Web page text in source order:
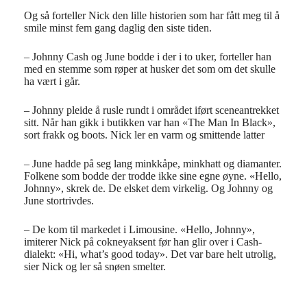
Og så forteller Nick den lille historien som har fått meg til å
smile minst fem gang daglig den siste tiden.
– Johnny Cash og June bodde i der i to uker, forteller han
med en stemme som røper at husker det som om det skulle
ha vært i går.
– Johnny pleide å rusle rundt i området iført sceneantrekket
sitt. Når han gikk i butikken var han «The Man In Black»,
sort frakk og boots. Nick ler en varm og smittende latter
– June hadde på seg lang minkkåpe, minkhatt og diamanter.
Folkene som bodde der trodde ikke sine egne øyne. «Hello,
Johnny», skrek de. De elsket dem virkelig. Og Johnny og
June stortrivdes.
– De kom til markedet i Limousine. «Hello, Johnny»,
imiterer Nick på cokneyaksent før han glir over i Cash-
dialekt: «Hi, what’s good today». Det var bare helt utrolig,
sier Nick og ler så snøen smelter.